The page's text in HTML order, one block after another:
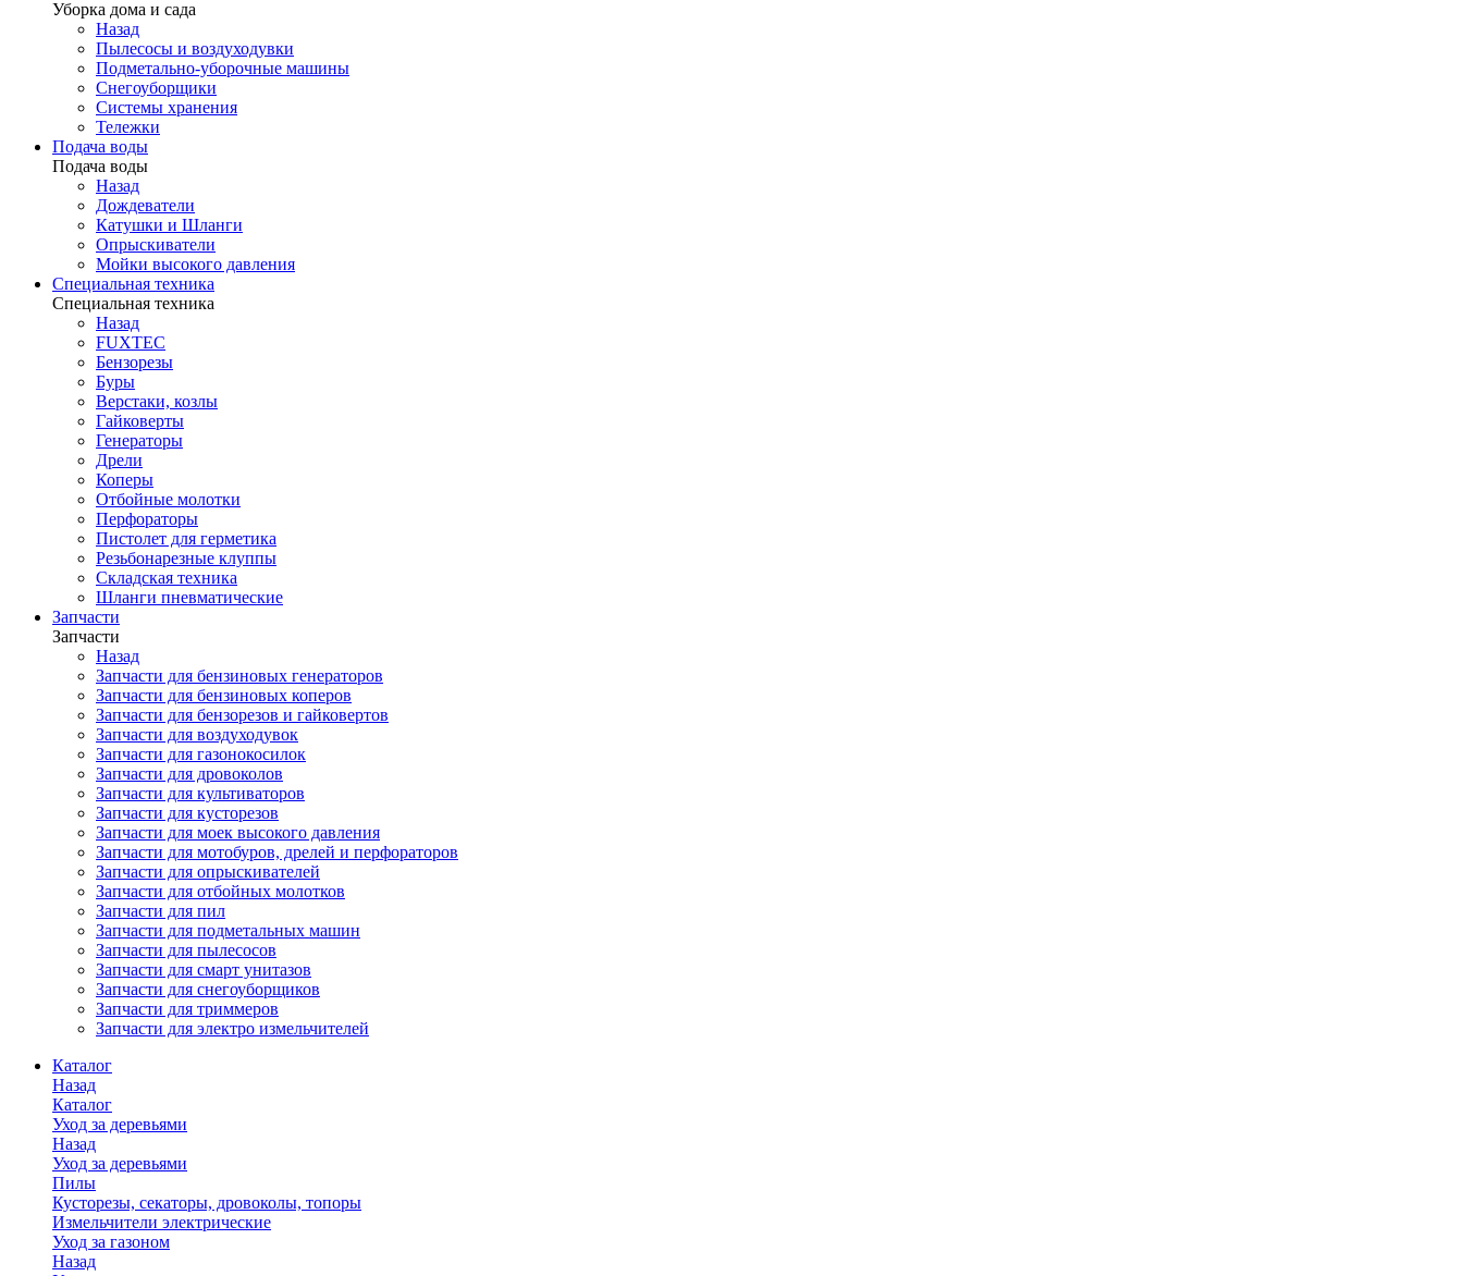
Уборка дома и сада
Назад
Пылесосы и воздуходувки
Подметально-уборочные машины
Снегоуборщики
Системы хранения
Тележки
Подача воды
Подача воды
Назад
Дождеватели
Катушки и Шланги
Опрыскиватели
Мойки высокого давления
Специальная техника
Специальная техника
Назад
FUXTEC
Бензорезы
Буры
Верстаки, козлы
Гайковерты
Генераторы
Дрели
Коперы
Отбойные молотки
Перфораторы
Пистолет для герметика
Резьбонарезные клуппы
Складская техника
Шланги пневматические
Запчасти
Запчасти
Назад
Запчасти для бензиновых генераторов
Запчасти для бензиновых коперов
Запчасти для бензорезов и гайковертов
Запчасти для воздуходувок
Запчасти для газонокосилок
Запчасти для дровоколов
Запчасти для культиваторов
Запчасти для кусторезов
Запчасти для моек высокого давления
Запчасти для мотобуров, дрелей и перфораторов
Запчасти для опрыскивателей
Запчасти для отбойных молотков
Запчасти для пил
Запчасти для подметальных машин
Запчасти для пылесосов
Запчасти для смарт унитазов
Запчасти для снегоуборщиков
Запчасти для триммеров
Запчасти для электро измельчителей
Каталог
Назад
Каталог
Уход за деревьями
Назад
Уход за деревьями
Пилы
Кусторезы, секаторы, дровоколы, топоры
Измельчители электрические
Уход за газоном
Назад